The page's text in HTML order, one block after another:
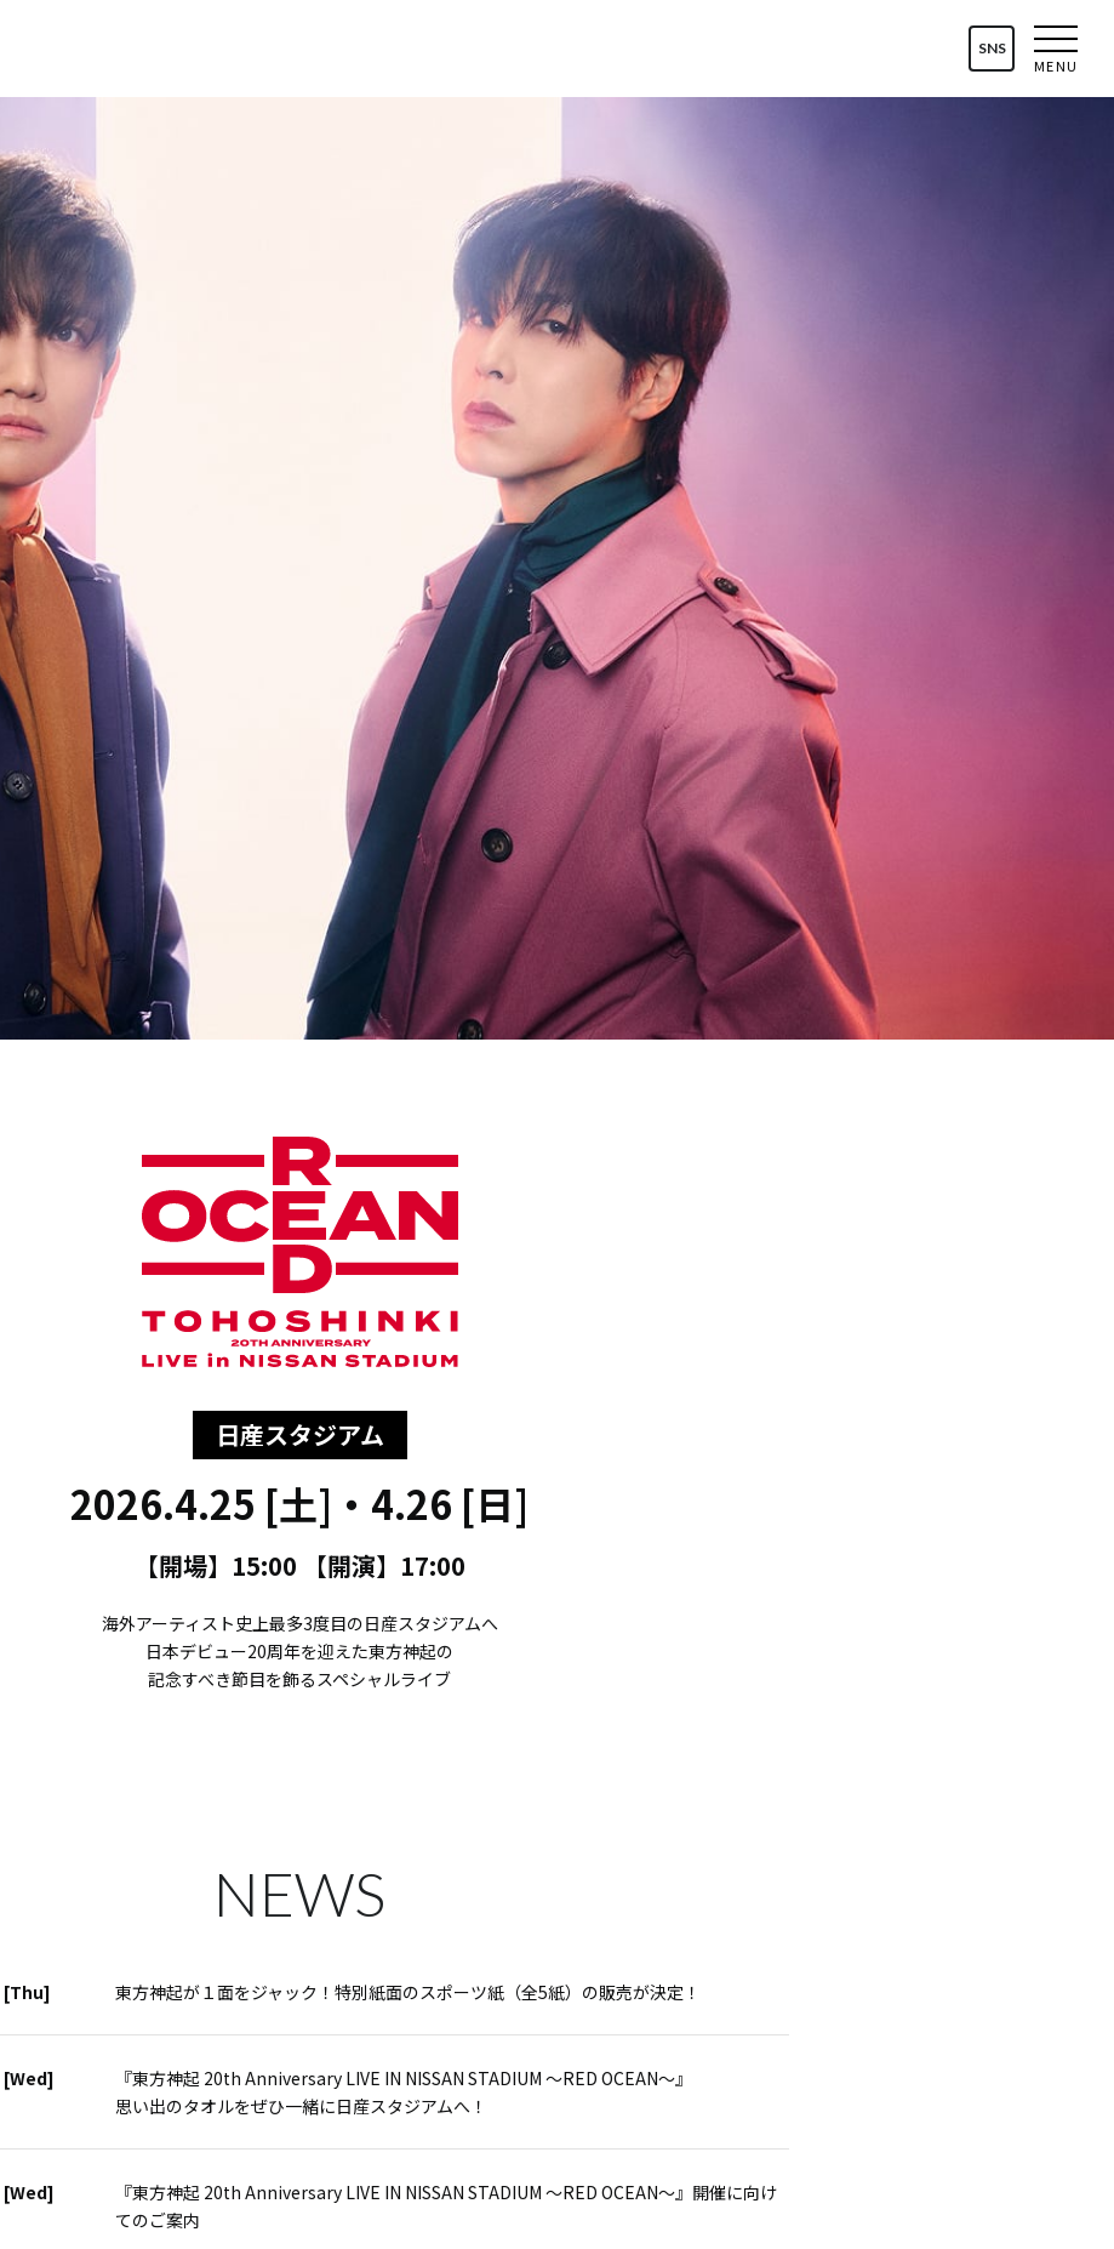
SNS
MENU
日産スタジアム
2026.4.25 [土]・4.26 [日]
【開場】15:00 【開演】17:00
海外アーティスト史上最多3度目の日産スタジアムへ
日本デビュー20周年を迎えた東方神起の
記念すべき節目を飾るスペシャルライブ
NEWS
[Thu] 東方神起が１面をジャック！特別紙面のスポーツ紙（全5紙）の販売が決定！
[Wed]
『東方神起 20th Anniversary LIVE IN NISSAN STADIUM ～RED OCEAN～』
思い出のタオルをぜひ一緒に日産スタジアムへ！
[Wed]
『東方神起 20th Anniversary LIVE IN NISSAN STADIUM ～RED OCEAN～』開催に向け
てのご案内